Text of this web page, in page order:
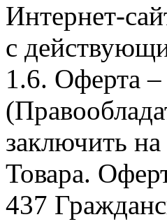
Интернет-
с
1.6. Оферта
заключить
Товара.
437